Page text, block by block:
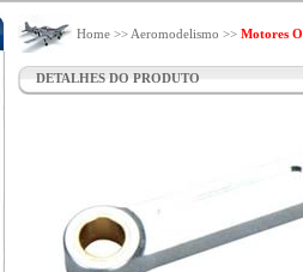
Home >> Aeromodelismo >> Motores
DETALHES DO PRODUTO